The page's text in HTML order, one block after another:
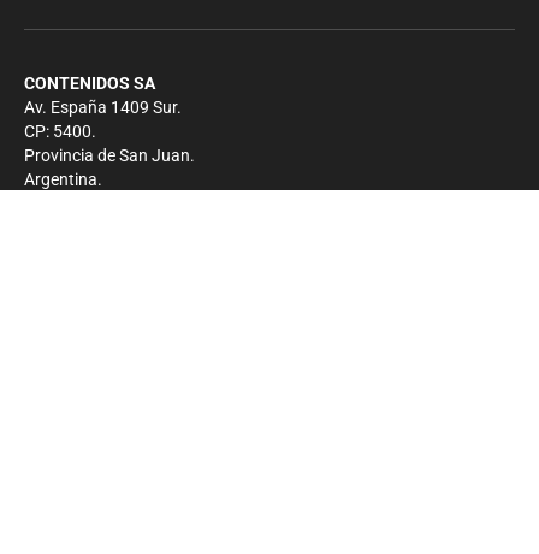
CONTENIDOS SA
Av. España 1409 Sur.
CP: 5400.
Provincia de San Juan.
Argentina.